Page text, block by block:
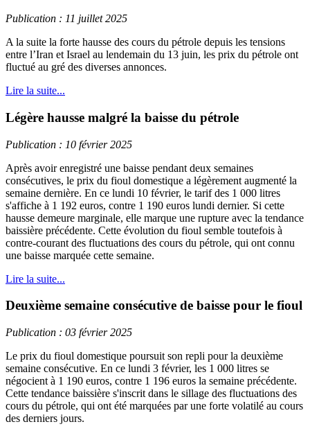
Publication : 11 juillet 2025
A la suite la forte hausse des cours du pétrole depuis les tensions
entre l’Iran et Israel au lendemain du 13 juin, les prix du pétrole ont
fluctué au gré des diverses annonces.
Lire la suite...
Légère hausse malgré la baisse du pétrole
Publication : 10 février 2025
Après avoir enregistré une baisse pendant deux semaines
consécutives, le prix du fioul domestique a légèrement augmenté la
semaine dernière. En ce lundi 10 février, le tarif des 1 000 litres
s'affiche à 1 192 euros, contre 1 190 euros lundi dernier. Si cette
hausse demeure marginale, elle marque une rupture avec la tendance
baissière précédente. Cette évolution du fioul semble toutefois à
contre-courant des fluctuations des cours du pétrole, qui ont connu
une baisse marquée cette semaine.
Lire la suite...
Deuxième semaine consécutive de baisse pour le fioul
Publication : 03 février 2025
Le prix du fioul domestique poursuit son repli pour la deuxième
semaine consécutive. En ce lundi 3 février, les 1 000 litres se
négocient à 1 190 euros, contre 1 196 euros la semaine précédente.
Cette tendance baissière s'inscrit dans le sillage des fluctuations des
cours du pétrole, qui ont été marquées par une forte volatilé au cours
des derniers jours.